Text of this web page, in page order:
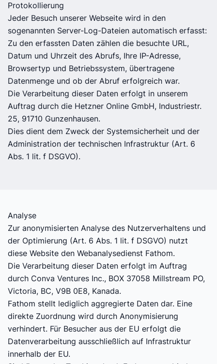
Protokollierung
Jeder Besuch unserer Webseite wird in den
sogenannten Server-Log-Dateien automatisch erfasst:
Zu den erfassten Daten zählen die besuchte URL,
Datum und Uhrzeit des Abrufs, Ihre IP-Adresse,
Browsertyp und Betriebssystem, übertragene
Datenmenge und ob der Abruf erfolgreich war.
Die Verarbeitung dieser Daten erfolgt in unserem
Auftrag durch die Hetzner Online GmbH, Industriestr.
25, 91710 Gunzenhausen.
Dies dient dem Zweck der Systemsicherheit und der
Administration der technischen Infrastruktur (Art. 6
Abs. 1 lit. f DSGVO).
Analyse
Zur anonymisierten Analyse des Nutzerverhaltens und
der Optimierung (Art. 6 Abs. 1 lit. f DSGVO) nutzt
diese Website den Webanalysedienst Fathom.
Die Verarbeitung dieser Daten erfolgt im Auftrag
durch Conva Ventures Inc., BOX 37058 Millstream PO,
Victoria, BC, V9B 0E8, Kanada.
Fathom stellt lediglich aggregierte Daten dar. Eine
direkte Zuordnung wird durch Anonymisierung
verhindert. Für Besucher aus der EU erfolgt die
Datenverarbeitung ausschließlich auf Infrastruktur
innerhalb der EU.